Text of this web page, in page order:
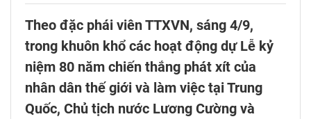
Theo đặc phái viên TTXVN, sáng 4/9,
trong khuôn khổ các hoạt động dự Lễ kỷ
niệm 80 năm chiến thắng phát xít của
nhân dân thế giới và làm việc tại Trung
Quốc, Chủ tịch nước Lương Cường và